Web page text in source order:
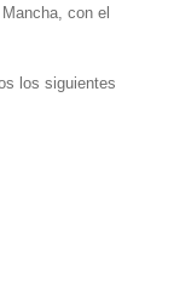
con el
los siguientes